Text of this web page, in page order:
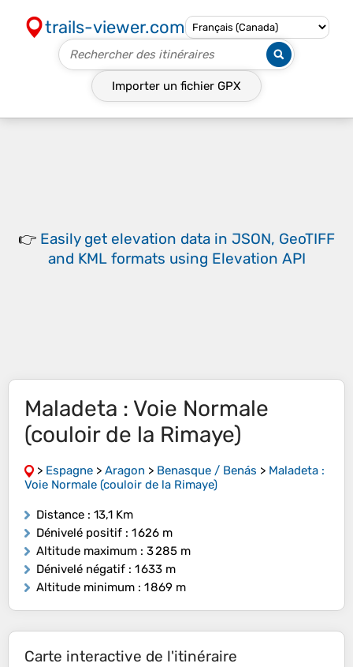
trails-viewer.com
Importer un fichier GPX
👉 Easily get elevation data in JSON, GeoTIFF
and KML formats using Elevation API
Maladeta : Voie Normale
(couloir de la Rimaye)
> Espagne > Aragon > Benasque / Benás > Maladeta :
Voie Normale (couloir de la Rimaye)
Distance : 13,1 Km
Dénivelé positif : 1 626 m
Altitude maximum : 3 285 m
Dénivelé négatif : 1 633 m
Altitude minimum : 1 869 m
Carte interactive de l'itinéraire